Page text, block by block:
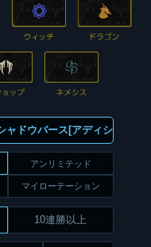
アンリミテッド
マイローテーション
10連勝以上